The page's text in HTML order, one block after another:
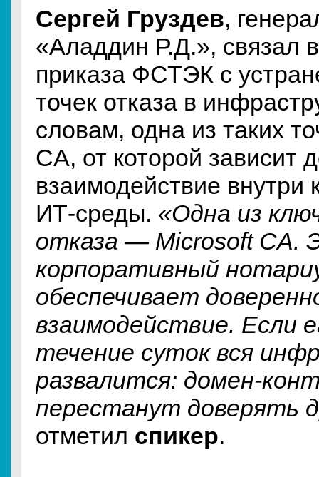
Сергей Груздев,
«Аладдин Р.Д.», связал
приказа ФСТЭК с
точек отказа в
словам, одна из таких
CA, от которой зависит
взаимодействие внутри
ИТ-среды. «Одна из
отказа — Microsoft CA.
корпоративный
обеспечивает
взаимодействие. Если
течение суток вся
развалится: домен-
перестанут доверять
отметил спикер.